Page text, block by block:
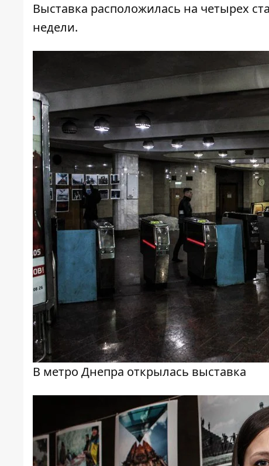
Выставка расположилась на четырех
недели.
В метро Днепра открылась выставка